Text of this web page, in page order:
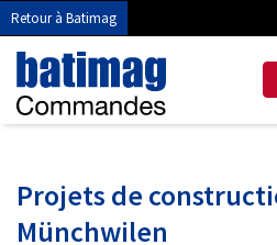
Retour à Batimag
Projets de
Münchwilen